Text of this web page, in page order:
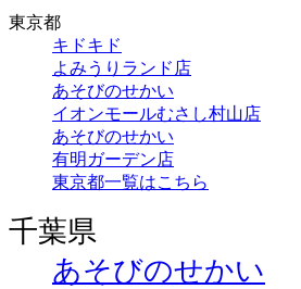
東京都
キドキド
よみうりランド店
あそびのせかい
イオンモールむさし村山店
あそびのせかい
有明ガーデン店
東京都一覧はこちら
千葉県
あそびのせかい